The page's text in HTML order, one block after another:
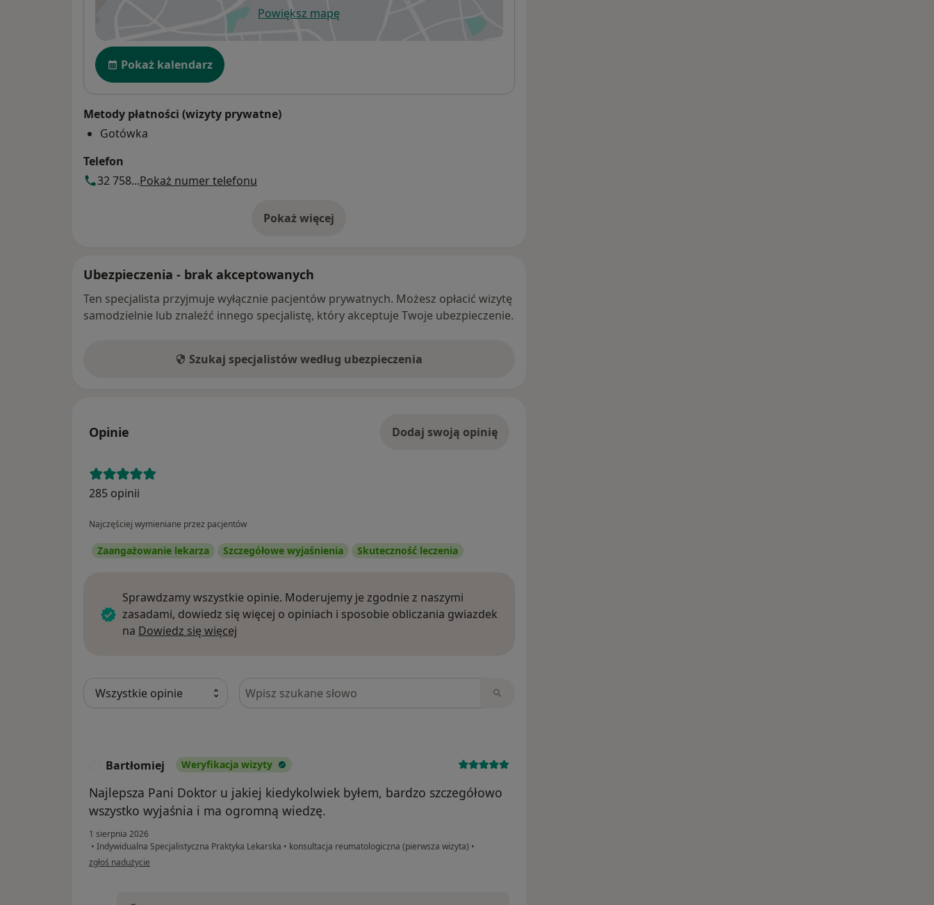
Powiększ mapęotwiera się w nowej karcie
Dostępność
Pokaż kalendarz
Metody płatności (wizyty prywatne)
Gotówka
Telefon
32 758...Pokaż numer telefonu
Pokaż więcej
o adresie
Ubezpieczenia - brak akceptowanych
Ten specjalista przyjmuje wyłącznie pacjentów prywatnych. Możesz opłacić wizytę
samodzielnie lub znaleźć innego specjalistę, który akceptuje Twoje ubezpieczenie.
Szukaj specjalistów według ubezpieczenia
Opinie Dodaj swoją opinię
285 opinii
Najczęściej wymieniane przez pacjentów
Zaangażowanie lekarza Szczegółowe wyjaśnienia Skuteczność leczenia
Sprawdzamy wszystkie opinie. Moderujemy je zgodnie z naszymi
zasadami, dowiedz się więcej o opiniach i sposobie obliczania gwiazdek
na Dowiedz się więcej
Szukaj w opiniach
Bartłomiej Weryfikacja wizyty
Najlepsza Pani Doktor u jakiej kiedykolwiek byłem, bardzo szczegółowo
wszystko wyjaśnia i ma ogromną wiedzę.
1 sierpnia 2026
• Indywidualna Specjalistyczna Praktyka Lekarska • konsultacja reumatologiczna (pierwsza wizyta) •
w opinii użytkownika Bartłomiej
zgłoś nadużycie